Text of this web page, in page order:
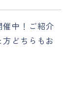
催中！ご紹介
どちらもお